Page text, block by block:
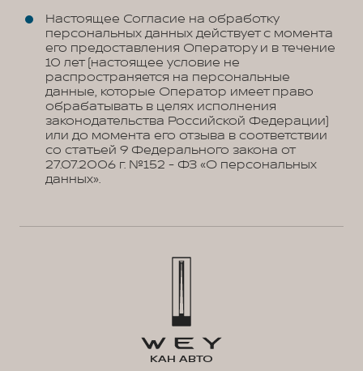
Настоящее Согласие на обработку
персональных данных действует с момента
его предоставления Оператору и в течение
10 лет (настоящее условие не
распространяется на персональные
данные, которые Оператор имеет право
обрабатывать в целях исполнения
законодательства Российской Федерации)
или до момента его отзыва в соответствии
со статьей 9 Федерального закона от
27.07.2006 г. №152 - ФЗ «О персональных
данных».
КАН АВТО